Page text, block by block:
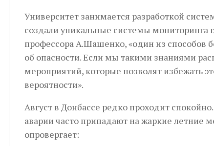
Университет занимается разработкой
создали уникальные системы мониторинга
профессора А.Шашенко, «один из способов
об опасности. Если мы такими знаниями
мероприятий, которые позволят избежать
вероятности».
Август в Донбассе редко проходит
аварии часто припадают на жаркие
опровергает: